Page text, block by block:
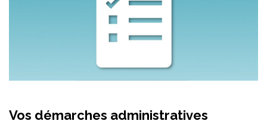
Vos démarches administratives